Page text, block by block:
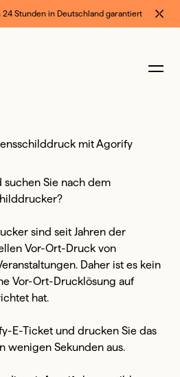
Stunden in Deutschland garantiert
mit Agorify
suchen Sie nach dem
sind seit Jahren der
Vor-Ort-Druck von
Daher ist es kein
Vor-Ort-Drucklösung auf
hat.
E-Ticket und drucken Sie das
wenigen Sekunden aus.